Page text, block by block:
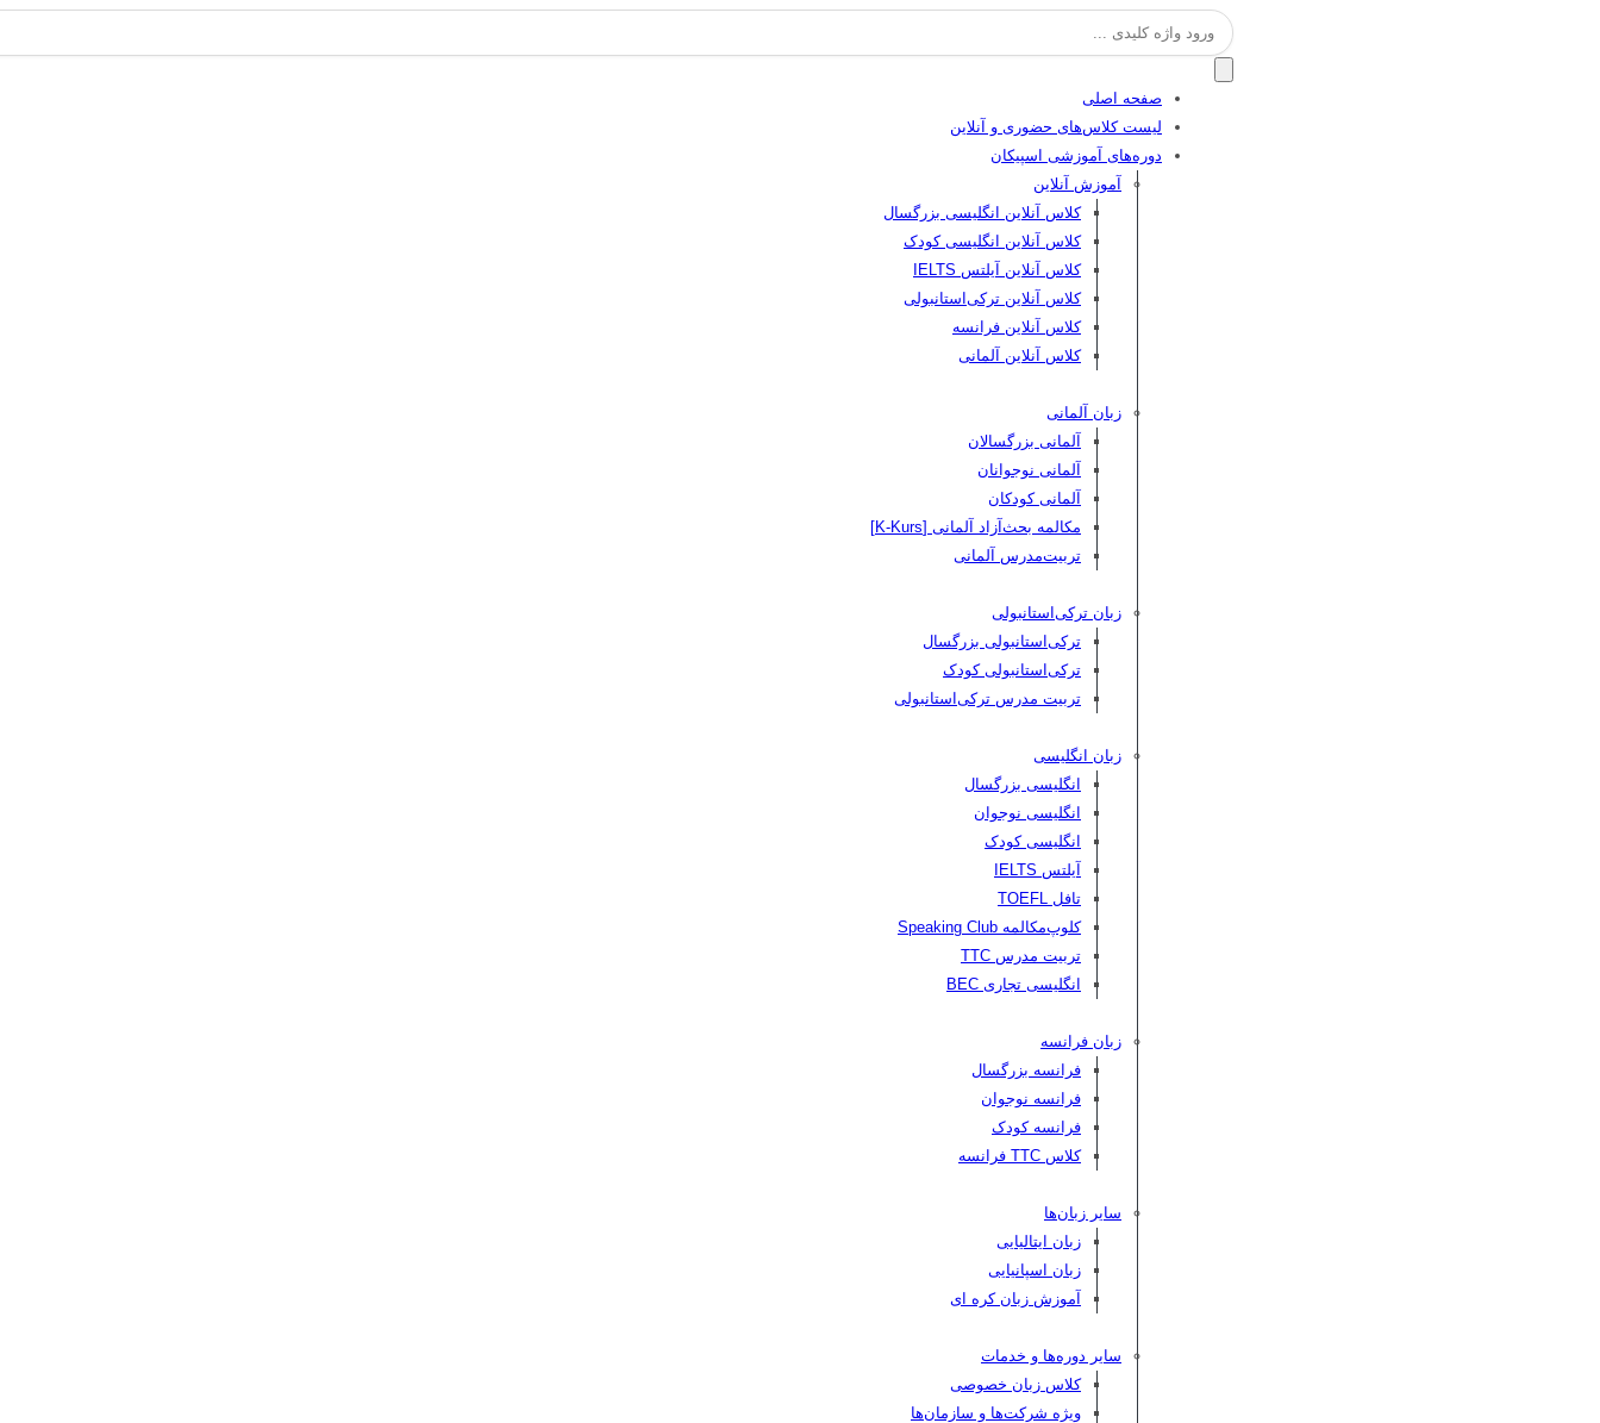
جستجو
برای:
صفحه اصلی
لیست کلاس‌های حضوری و آنلاین
دوره‌های آموزشی اسپیکان
آموزش آنلاین
کلاس آنلاین انگلیسی بزرگسال
کلاس آنلاین انگلیسی کودک
کلاس آنلاین آیلتس IELTS
کلاس آنلاین ترکی‌استانبولی
کلاس آنلاین فرانسه
کلاس آنلاین آلمانی
زبان آلمانی
آلمانی بزرگسالان
آلمانی نوجوانان
آلمانی کودکان
مکالمه بحث‌آزاد آلمانی [K-Kurs]
تربیت‌مدرس آلمانی
زبان ترکی‌استانبولی
ترکی‌استانبولی بزرگسال
ترکی‌استانبولی کودک
تربیت مدرس ترکی‌استانبولی
زبان انگلیسی
انگلیسی بزرگسال
انگلیسی نوجوان
انگلیسی کودک
آیلتس IELTS
تافل TOEFL
کلوپ‌مکالمه Speaking Club
تربیت مدرس TTC
انگلیسی تجاری BEC
زبان فرانسه
فرانسه بزرگسال
فرانسه نوجوان
فرانسه کودک
کلاس TTC فرانسه
سایر زبان‌ها
زبان ایتالیایی
زبان اسپانیایی
آموزش زبان کره ای
سایر دوره‌ها و خدمات
کلاس زبان خصوصی
ویژه شرکت‌ها و سازمان‌ها